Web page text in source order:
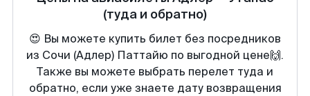
(туда и обратно)
😍 Вы можете купить билет без посредников
из Сочи (Адлер) Паттайю по выгодной цене🙌.
Также вы можете выбрать перелет туда и
обратно, если уже знаете дату возвращения